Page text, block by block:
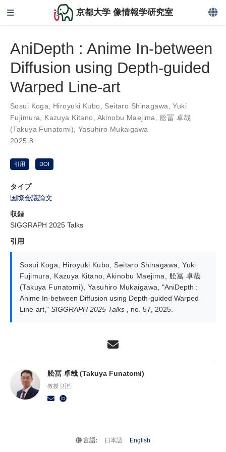
京都大学 像情報学研究室
AniDepth : Anime In-between
Diffusion using Depth-guided
Warped Line-art
Sosui Koga Hiroyuki Kubo Seitaro Shinagawa ,Yuki
Fujimura
Kazuya Kitano Akinobu Maejima
舩冨 卓哉
(Takuya Funatomi)
Yasuhiro Mukaigawa
2025.8
引用 DOI
タイプ
国際会議論文
収録
SIGGRAPH 2025 Talks
引用
Sosui Koga Hiroyuki Kubo ,Seitaro Shinagawa ,Yuki
Fujimura
Kazuya Kitano ,Akinobu Maejima
舩冨 卓哉
(Takuya Funatomi)
Yasuhiro Mukaigawa ,"AniDepth :
Anime In-between Diffusion using Depth-guided Warped
Line-art," SIGGRAPH 2025 Talks , no. 57, 2025.
舩冨 卓哉 (Takuya Funatomi)
教授 🇯🇵
言語: 日本語 English